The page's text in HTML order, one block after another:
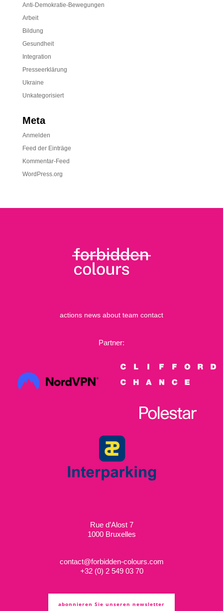
Anti-Demokratie-Bewegungen
Arbeit
Bildung
Gesundheit
Integration
Presseerklärung
Ukraine
Unkategorisiert
Meta
Anmelden
Feed der Einträge
Kommentar-Feed
WordPress.org
actions news about team contact
Partner:
Rue d’Alost 7
1000 Bruxelles
contact@forbidden-colours.com
+32 (0) 2 549 03 70
abonnieren Sie unseren newsletter